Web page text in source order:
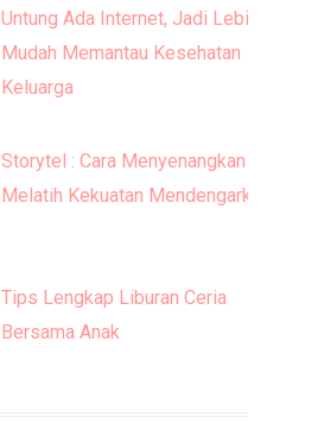
Untung Ada Internet, Jadi Lebih
Mudah Memantau Kesehatan
Keluarga
Storytel : Cara Menyenangkan
Melatih Kekuatan Mendengarkan
Tips Lengkap Liburan Ceria
Bersama Anak